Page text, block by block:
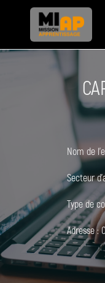
Nom de
Secteur
Type de
Adresse :